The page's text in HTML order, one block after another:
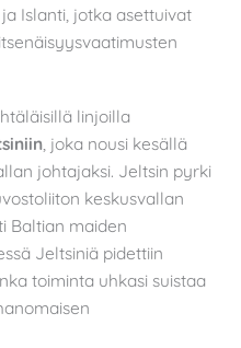
Islanti, jotka asettuivat
linjoilla
, joka nousi kesällä
johtajaksi. Jeltsin pyrki
keskusvallan
Baltian maiden
Jeltsiniä pidettiin
toiminta uhkasi suistaa